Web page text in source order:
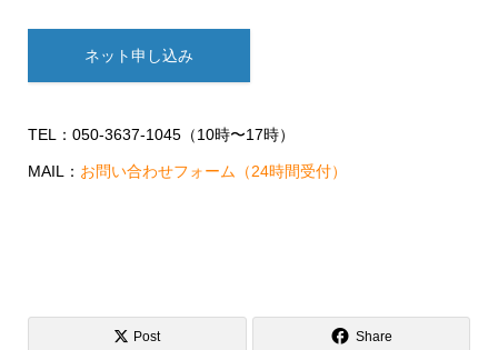
ネット申し込み
TEL：050-3637-1045（10時〜17時）
MAIL： お問い合わせフォーム（24時間受付）
Post Share